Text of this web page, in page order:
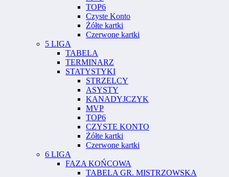
TOP6
Czyste Konto
Żółte kartki
Czerwone kartki
5 LIGA
TABELA
TERMINARZ
STATYSTYKI
STRZELCY
ASYSTY
KANADYJCZYK
MVP
TOP6
CZYSTE KONTO
Żółte kartki
Czerwone kartki
6 LIGA
FAZA KOŃCOWA
TABELA GR. MISTRZOWSKA